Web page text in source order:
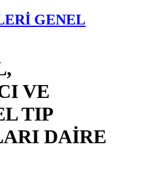
GENEL
VE
TIP
DAİRE